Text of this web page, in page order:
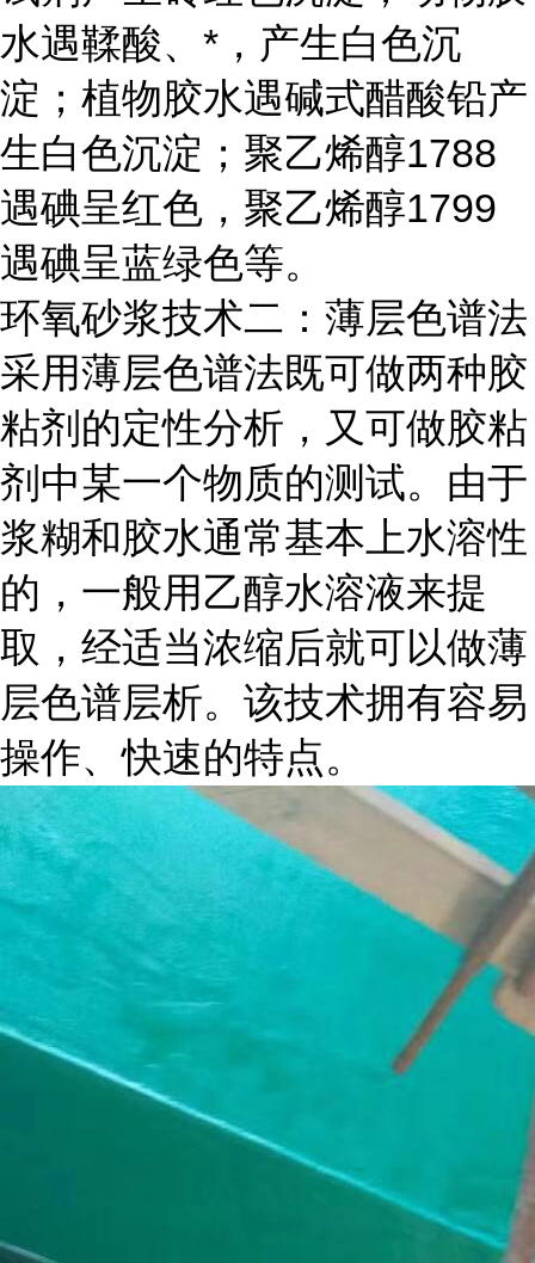
水遇鞣酸、*，产生白色沉
淀；植物胶水遇碱式醋酸铅产
生白色沉淀；聚乙烯醇1788
遇碘呈红色，聚乙烯醇1799
遇碘呈蓝绿色等。
环氧砂浆技术二：薄层色谱法
采用薄层色谱法既可做两种胶
粘剂的定性分析，又可做胶粘
剂中某一个物质的测试。由于
浆糊和胶水通常基本上水溶性
的，一般用乙醇水溶液来提
取，经适当浓缩后就可以做薄
层色谱层析。该技术拥有容易
操作、快速的特点。